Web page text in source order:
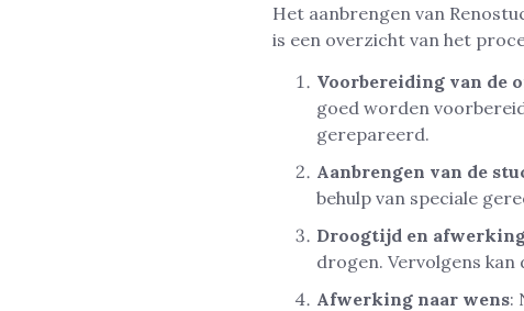
Het aanbrengen van
is een overzicht van het
Voorbereiding van de
goed worden
gerepareerd.
Aanbrengen van de
behulp van speciale
Droogtijd en
drogen. Vervolgens
Afwerking naar wens: